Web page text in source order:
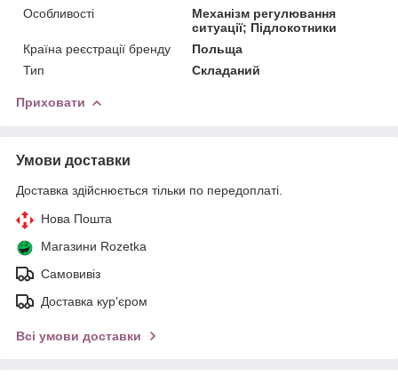
Особливості
Механізм регулювання
ситуації; Підлокотники
Країна реєстрації бренду
Польща
Тип
Складаний
Приховати
Умови доставки
Доставка здійснюється тільки по передоплаті.
Нова Пошта
Магазини Rozetka
Самовивіз
Доставка кур'єром
Всі умови доставки